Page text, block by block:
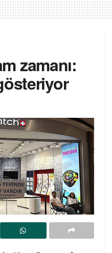
zamanı: